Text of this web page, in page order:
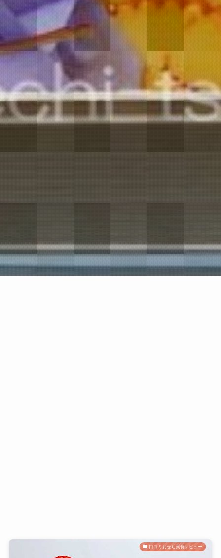
口コミおせち実食レビュー